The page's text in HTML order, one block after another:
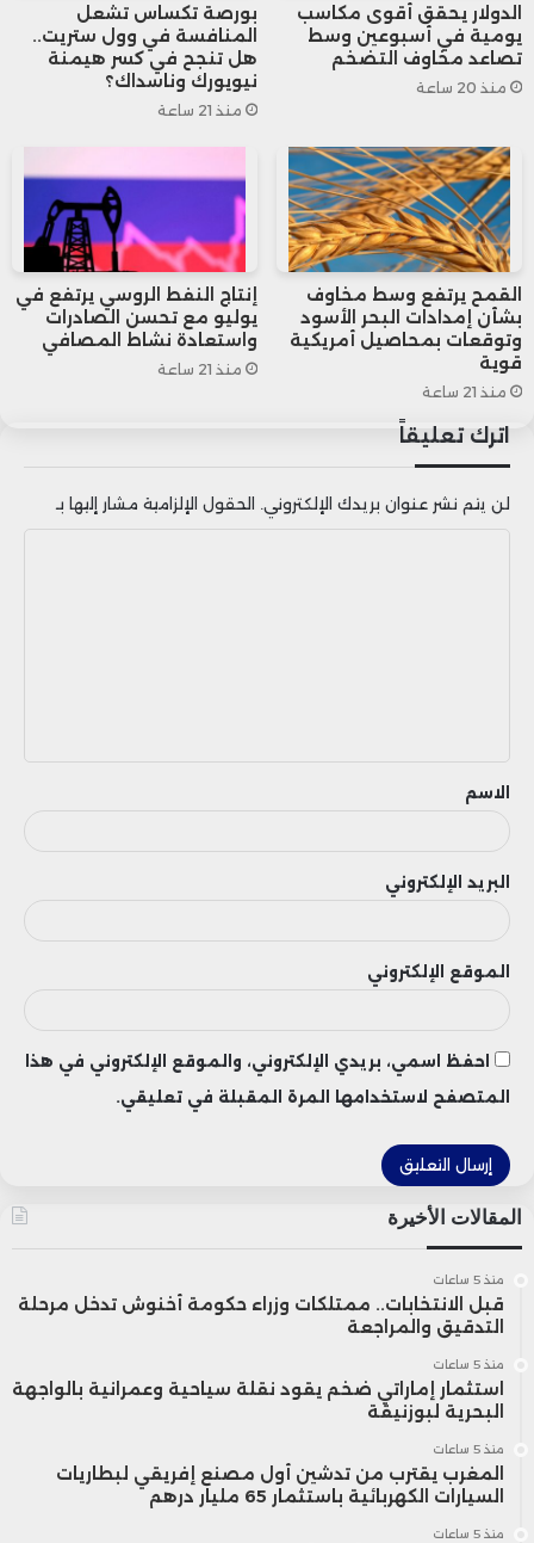
ويتماشى نهج المركزي الصيني مع تقديرات
مجلس الذهب العالمي بأن المصارف
المركزية سوف تُقلص مشترياتها خلال عام
2024 مقارنة بمستويات العام الماضي،
لكنها سوف تظل أعلى من وتيرة الشراء في
فترة ما قبل سنة 2022.
وظل المركزي الصيني يشتري الذهب على
مدار 18 شهراً متتالياً حتى مايو الماضي قبل
أن يتوقف عن الشراء منذ ذلك الحين.
الدولار يحقق أقوى مكاسب
يومية في أسبوعين وسط
تصاعد مخاوف التضخم
منذ 20 ساعة
بورصة تكساس تشعل
المنافسة في وول ستريت..
هل تنجح في كسر هيمنة
نيويورك وناسداك؟
منذ 21 ساعة
القمح يرتفع وسط مخاوف
بشأن إمدادات البحر الأسود
وتوقعات بمحاصيل أمريكية
قوية
منذ 21 ساعة
إنتاج النفط الروسي يرتفع في
يوليو مع تحسن الصادرات
واستعادة نشاط المصافي
منذ 21 ساعة
اترك تعليقاً
لن يتم نشر عنوان بريدك الإلكتروني. الحقول الإلزامية مشار إليها بـ
ق
الاسم
البريد الإلكتروني
الموقع الإلكتروني
احفظ اسمي، بريدي الإلكتروني، والموقع الإلكتروني في هذا
المتصفح لاستخدامها المرة المقبلة في تعليقي.
المقالات الأخيرة
منذ 5 ساعات
قبل الانتخابات.. ممتلكات وزراء حكومة أخنوش تدخل مرحلة
التدقيق والمراجعة
منذ 5 ساعات
استثمار إماراتي ضخم يقود نقلة سياحية وعمرانية بالواجهة
البحرية لبوزنيقة
منذ 5 ساعات
المغرب يقترب من تدشين أول مصنع إفريقي لبطاريات
السيارات الكهربائية باستثمار 65 مليار درهم
منذ 5 ساعات